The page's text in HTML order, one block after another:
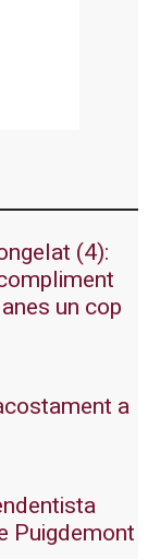
(4):
un cop
a
Puigdemont